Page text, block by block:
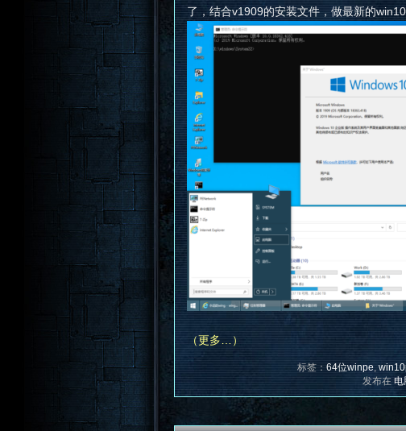
了，结合v1909的安装文件，做最新的
（更多…）
标签： 64位winpe,
发布在 电